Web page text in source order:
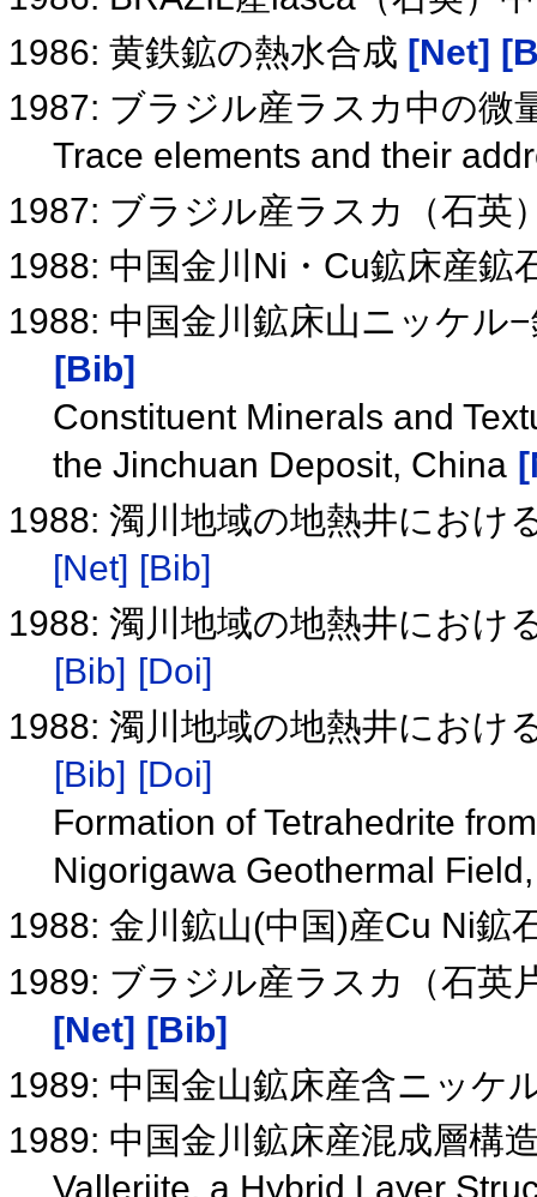
1986: 黄鉄鉱の熱水合成 [Net]
1987: ブラジル産ラスカ中の微
Trace elements and their
1987: ブラジル産ラスカ（石英
1988: 中国金川Ni・Cu鉱床産
1988: 中国金川鉱床山ニッケル
[Bib]
Constituent Minerals and
the Jinchuan Deposit, China
1988: 濁川地域の地熱井におけ
[Net] [Bib]
1988: 濁川地域の地熱井におけ
[Bib] [Doi]
1988: 濁川地域の地熱井におけ
[Bib] [Doi]
Formation of Tetrahedrite
Nigorigawa Geothermal
1988: 金川鉱山(中国)産Cu Ni鉱
1989: ブラジル産ラスカ（石英
[Net] [Bib]
1989: 中国金山鉱床産含ニッケ
1989: 中国金川鉱床産混成層構
Valleriite, a Hybrid Layer